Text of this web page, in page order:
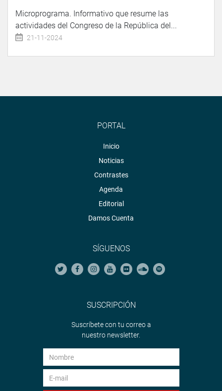
Microprograma. Informativo que resume las
actividades del Congreso de la República del...
21-11-2024
PORTAL
Inicio
Noticias
Contrastes
Agenda
Editorial
Damos Cuenta
SÍGUENOS
SUSCRIPCIÓN
Suscríbete con tu correo a
nuestro newsletter.